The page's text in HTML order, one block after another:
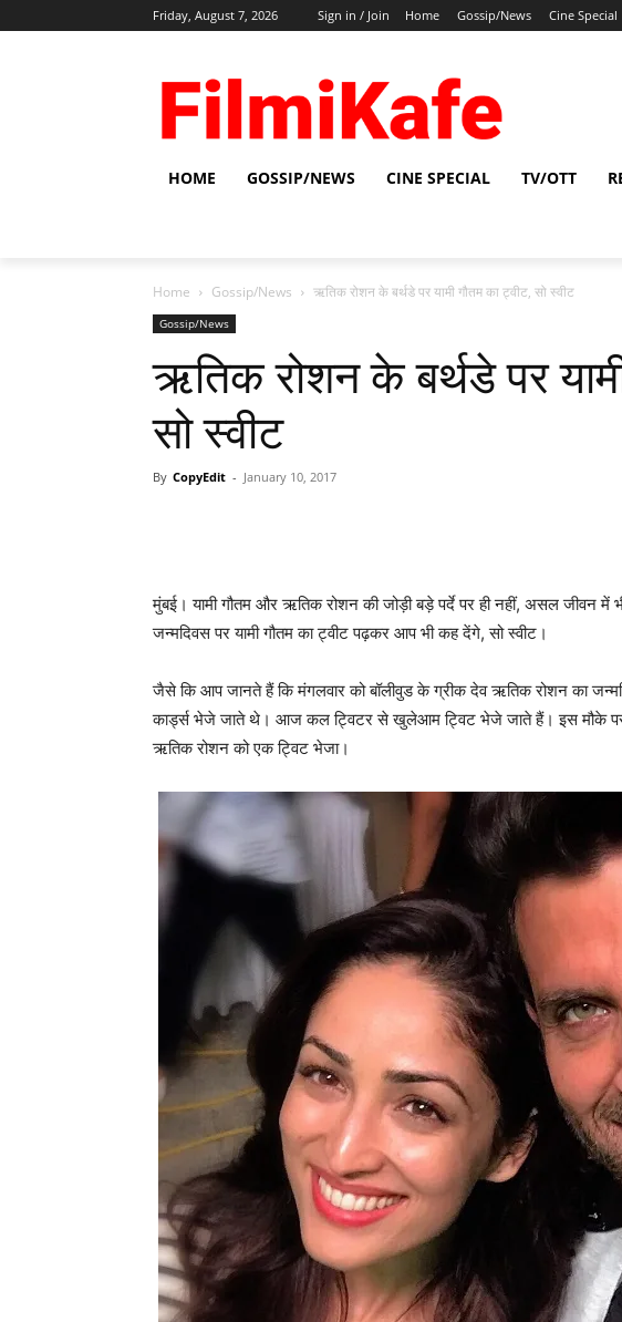
Friday, August 7, 2026 Sign in / Join Home Gossip/News Cine Special
HOME GOSSIP/NEWS CINE SPECIAL TV/OTT
Home Gossip/News ऋतिक रोशन के बर्थडे पर यामी गौतम का ट्वीट, सो स्‍वीट
Gossip/News
ऋतिक रोशन के बर्थडे पर
सो स्‍वीट
By CopyEdit - January 10, 2017
मुंबई। यामी गौतम और ऋतिक रोशन की जोड़ी बड़े पर्दे पर ही नहीं, असल जीवन
जन्‍मदिवस पर यामी गौतम का ट्वीट पढ़कर आप भी कह देंगे, सो स्‍वीट।
जैसे कि आप जानते हैं कि मंगलवार को बॉलीवुड के ग्रीक देव ऋतिक रोशन का
कार्ड्स भेजे जाते थे। आज कल ट्विटर से खुलेआम ट्विट भेजे जाते हैं। इस मौके पर
ऋतिक रोशन को एक ट्विट भेजा।